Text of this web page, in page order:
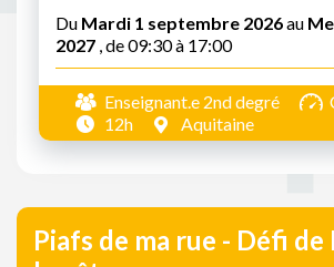
Du Mardi 1 septembre 2026au
2027 , de 09:30 à 17:00
Enseignant.e 2nd degré
12h
Aquitaine
Piafs de ma rue - Défi de